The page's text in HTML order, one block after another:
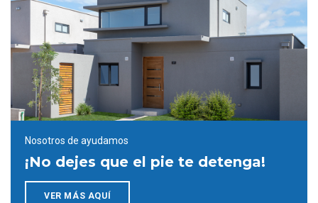
Nosotros de ayudamos
¡No dejes que el pie te detenga!
VER MÁS AQUÍ